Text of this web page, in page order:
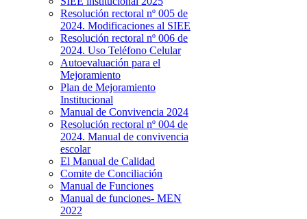
Resolución rectoral nº 005 de
2024. Modificaciones al SIEE
Resolución rectoral nº 006 de
2024. Uso Teléfono Celular
Autoevaluación para el
Mejoramiento
Plan de Mejoramiento
Institucional
Manual de Convivencia 2024
Resolución rectoral nº 004 de
2024. Manual de convivencia
escolar
El Manual de Calidad
Comite de Conciliación
Manual de Funciones
Manual de funciones- MEN
2022